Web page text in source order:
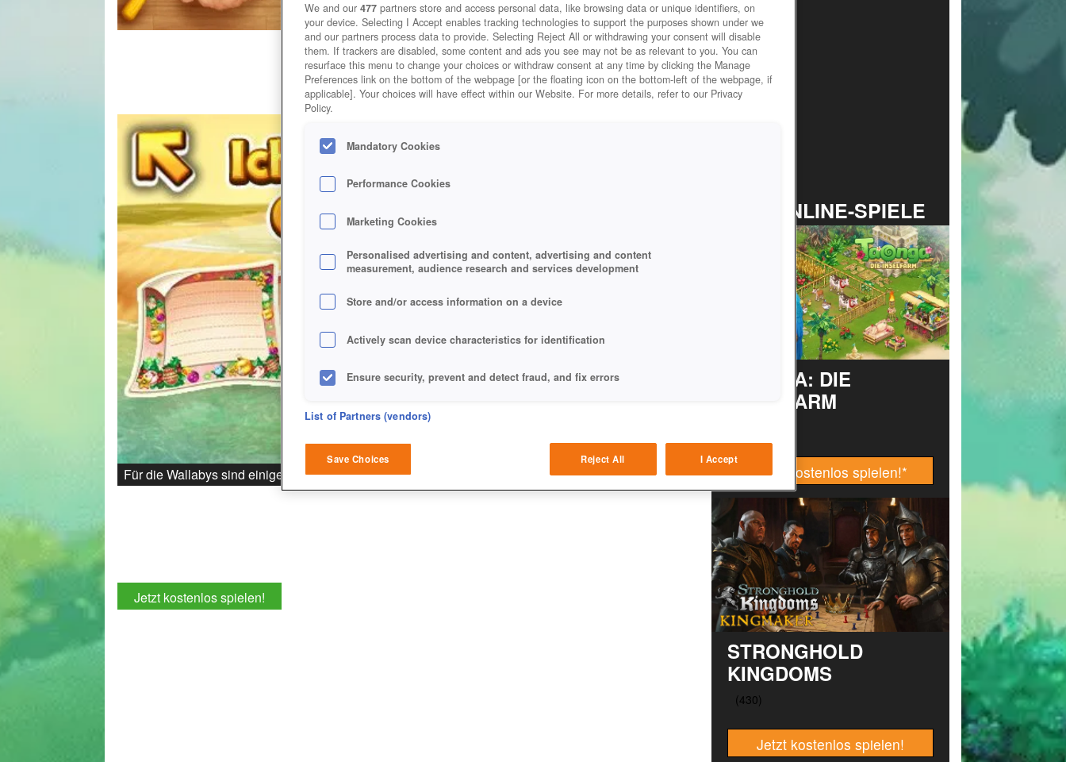
Für die Wallabys sind einige Gegenstände notwendig, die ihr in der Quest verdient.
Jetzt kostenlos spielen!
TOP ONLINE-SPIELE
TAONGA: DIE
INSELFARM
Jetzt kostenlos spielen!*
STRONGHOLD
KINGDOMS
Jetzt kostenlos spielen!
We and our 477 partners store and access personal data, like browsing data or unique identifiers, on
your device. Selecting I Accept enables tracking technologies to support the purposes shown under we
and our partners process data to provide. Selecting Reject All or withdrawing your consent will disable
them. If trackers are disabled, some content and ads you see may not be as relevant to you. You can
resurface this menu to change your choices or withdraw consent at any time by clicking the Manage
Preferences link on the bottom of the webpage [or the floating icon on the bottom-left of the webpage, if
applicable]. Your choices will have effect within our Website. For more details, refer to our Privacy
Policy.
Mandatory Cookies
Performance Cookies
Marketing Cookies
Personalised advertising and content, advertising and content
measurement, audience research and services development
Store and/or access information on a device
Actively scan device characteristics for identification
Ensure security, prevent and detect fraud, and fix errors
Deliver and present advertising and content
Match and combine data from other data sources
Link different devices
List of Partners (vendors)
Save Choices Reject All I Accept